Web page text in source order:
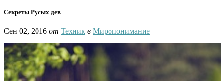
Секреты Русых дев
Сен 02, 2016 от Техник в Миропонимание